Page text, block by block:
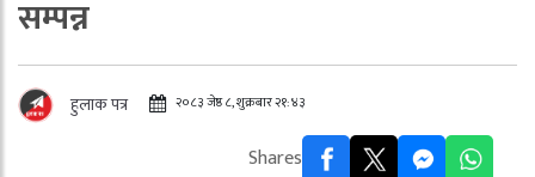
सम्पन्न
हुलाक पत्र २०८३ जेष्ठ ८, शुक्रबार २१:४३
Shares